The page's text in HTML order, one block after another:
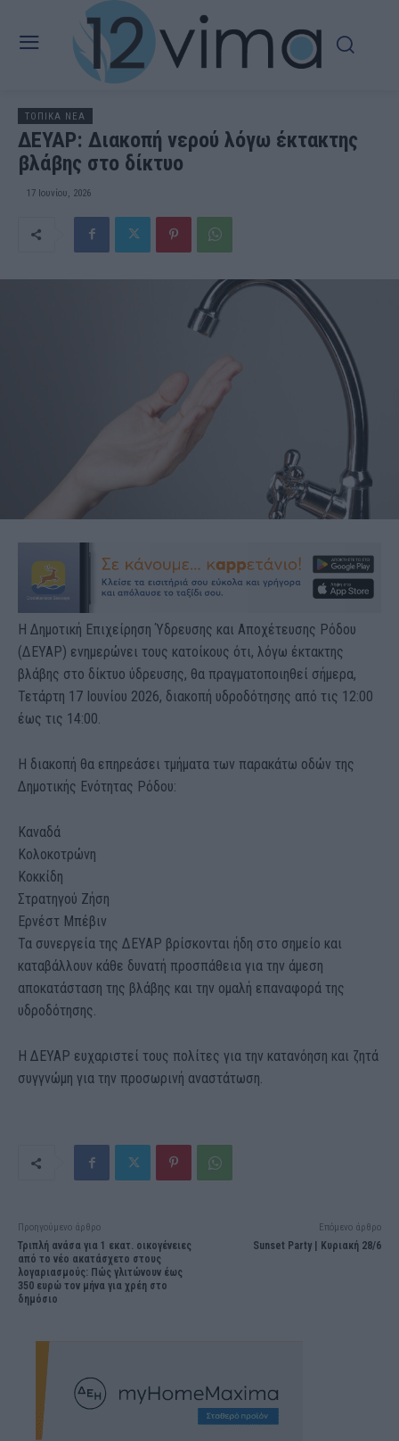
ΤΟΠΙΚΑ ΝΕΑ
ΔΕΥΑΡ: Διακοπή νερού λόγω έκτακτης
βλάβης στο δίκτυο
17 Ιουνίου, 2026
Η Δημοτική Επιχείρηση Ύδρευσης και Αποχέτευσης Ρόδου
(ΔΕΥΑΡ) ενημερώνει τους κατοίκους ότι, λόγω έκτακτης
βλάβης στο δίκτυο ύδρευσης, θα πραγματοποιηθεί σήμερα,
Τετάρτη 17 Ιουνίου 2026, διακοπή υδροδότησης από τις 12:00
έως τις 14:00.
Η διακοπή θα επηρεάσει τμήματα των παρακάτω οδών της
Δημοτικής Ενότητας Ρόδου:
Καναδά
Κολοκοτρώνη
Κοκκίδη
Στρατηγού Ζήση
Ερνέστ Μπέβιν
Τα συνεργεία της ΔΕΥΑΡ βρίσκονται ήδη στο σημείο και
καταβάλλουν κάθε δυνατή προσπάθεια για την άμεση
αποκατάσταση της βλάβης και την ομαλή επαναφορά της
υδροδότησης.
Η ΔΕΥΑΡ ευχαριστεί τους πολίτες για την κατανόηση και ζητά
συγγνώμη για την προσωρινή αναστάτωση.
Προηγούμενο άρθρο
Τριπλή ανάσα για 1 εκατ. οικογένειες
από το νέο ακατάσχετο στους
λογαριασμούς: Πώς γλιτώνουν έως
350 ευρώ τον μήνα για χρέη στο
δημόσιο
Επόμενο άρθρο
Sunset Party | Κυριακή 28/6